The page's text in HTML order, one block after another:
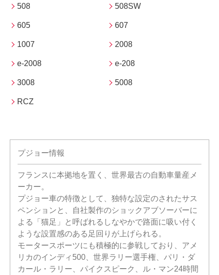
508 508SW
605 607
1007 2008
e-2008 e-208
3008 5008
RCZ
プジョー情報
フランスに本拠地を置く、世界最古の自動車量産メ
ーカー。
プジョー車の特徴として、独特な設定のされたサス
ペンションと、自社製作のショックアブソーバーに
よる「猫足」と呼ばれるしなやかで路面に吸い付く
ような設置感のある足回りが上げられる。
モータースポーツにも積極的に参戦しており、アメ
リカのインディ500、世界ラリー選手権、パリ・ダ
カール・ラリー、パイクスピーク、ル・マン24時間